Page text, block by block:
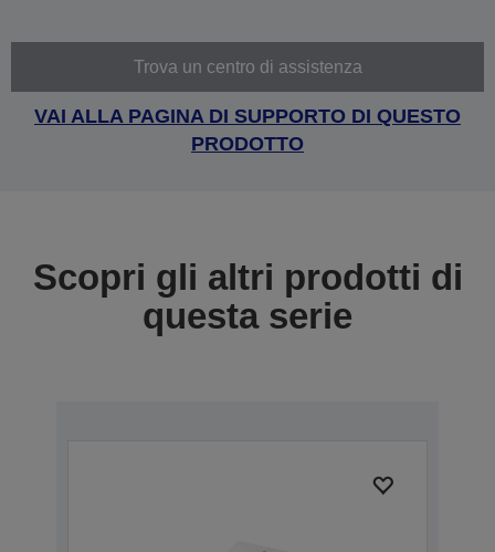
Trova un centro di assistenza
VAI ALLA PAGINA DI SUPPORTO DI QUESTO
PRODOTTO
Scopri gli altri prodotti di
questa serie